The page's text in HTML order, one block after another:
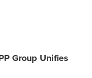
Group Unifies